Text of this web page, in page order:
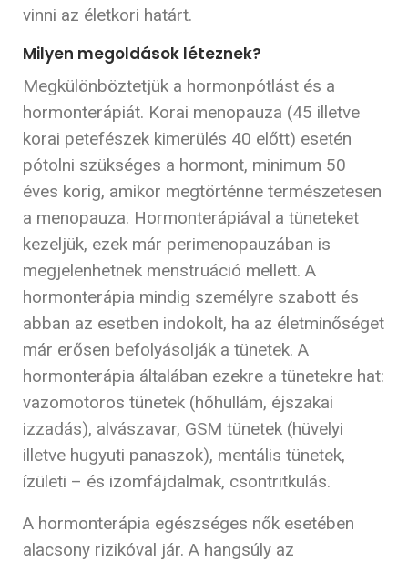
vinni az életkori határt.
Milyen megoldások léteznek?
Megkülönböztetjük a hormonpótlást és a
hormonterápiát. Korai menopauza (45 illetve
korai petefészek kimerülés 40 előtt) esetén
pótolni szükséges a hormont, minimum 50
éves korig, amikor megtörténne természetesen
a menopauza. Hormonterápiával a tüneteket
kezeljük, ezek már perimenopauzában is
megjelenhetnek menstruáció mellett. A
hormonterápia mindig személyre szabott és
abban az esetben indokolt, ha az életminőséget
már erősen befolyásolják a tünetek. A
hormonterápia általában ezekre a tünetekre hat:
vazomotoros tünetek (hőhullám, éjszakai
izzadás), alvászavar, GSM tünetek (hüvelyi
illetve hugyuti panaszok), mentális tünetek,
ízületi – és izomfájdalmak, csontritkulás.
A hormonterápia egészséges nők esetében
alacsony rizikóval jár. A hangsúly az